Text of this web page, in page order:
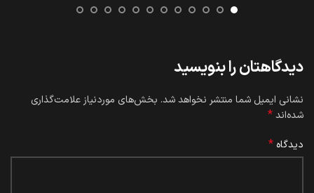
دیدگاهتان را بنویسید
نشانی ایمیل شما منتشر نخواهد شد. بخش‌های موردنیاز علامت‌گذاری
شده‌اند*
دیدگاه *